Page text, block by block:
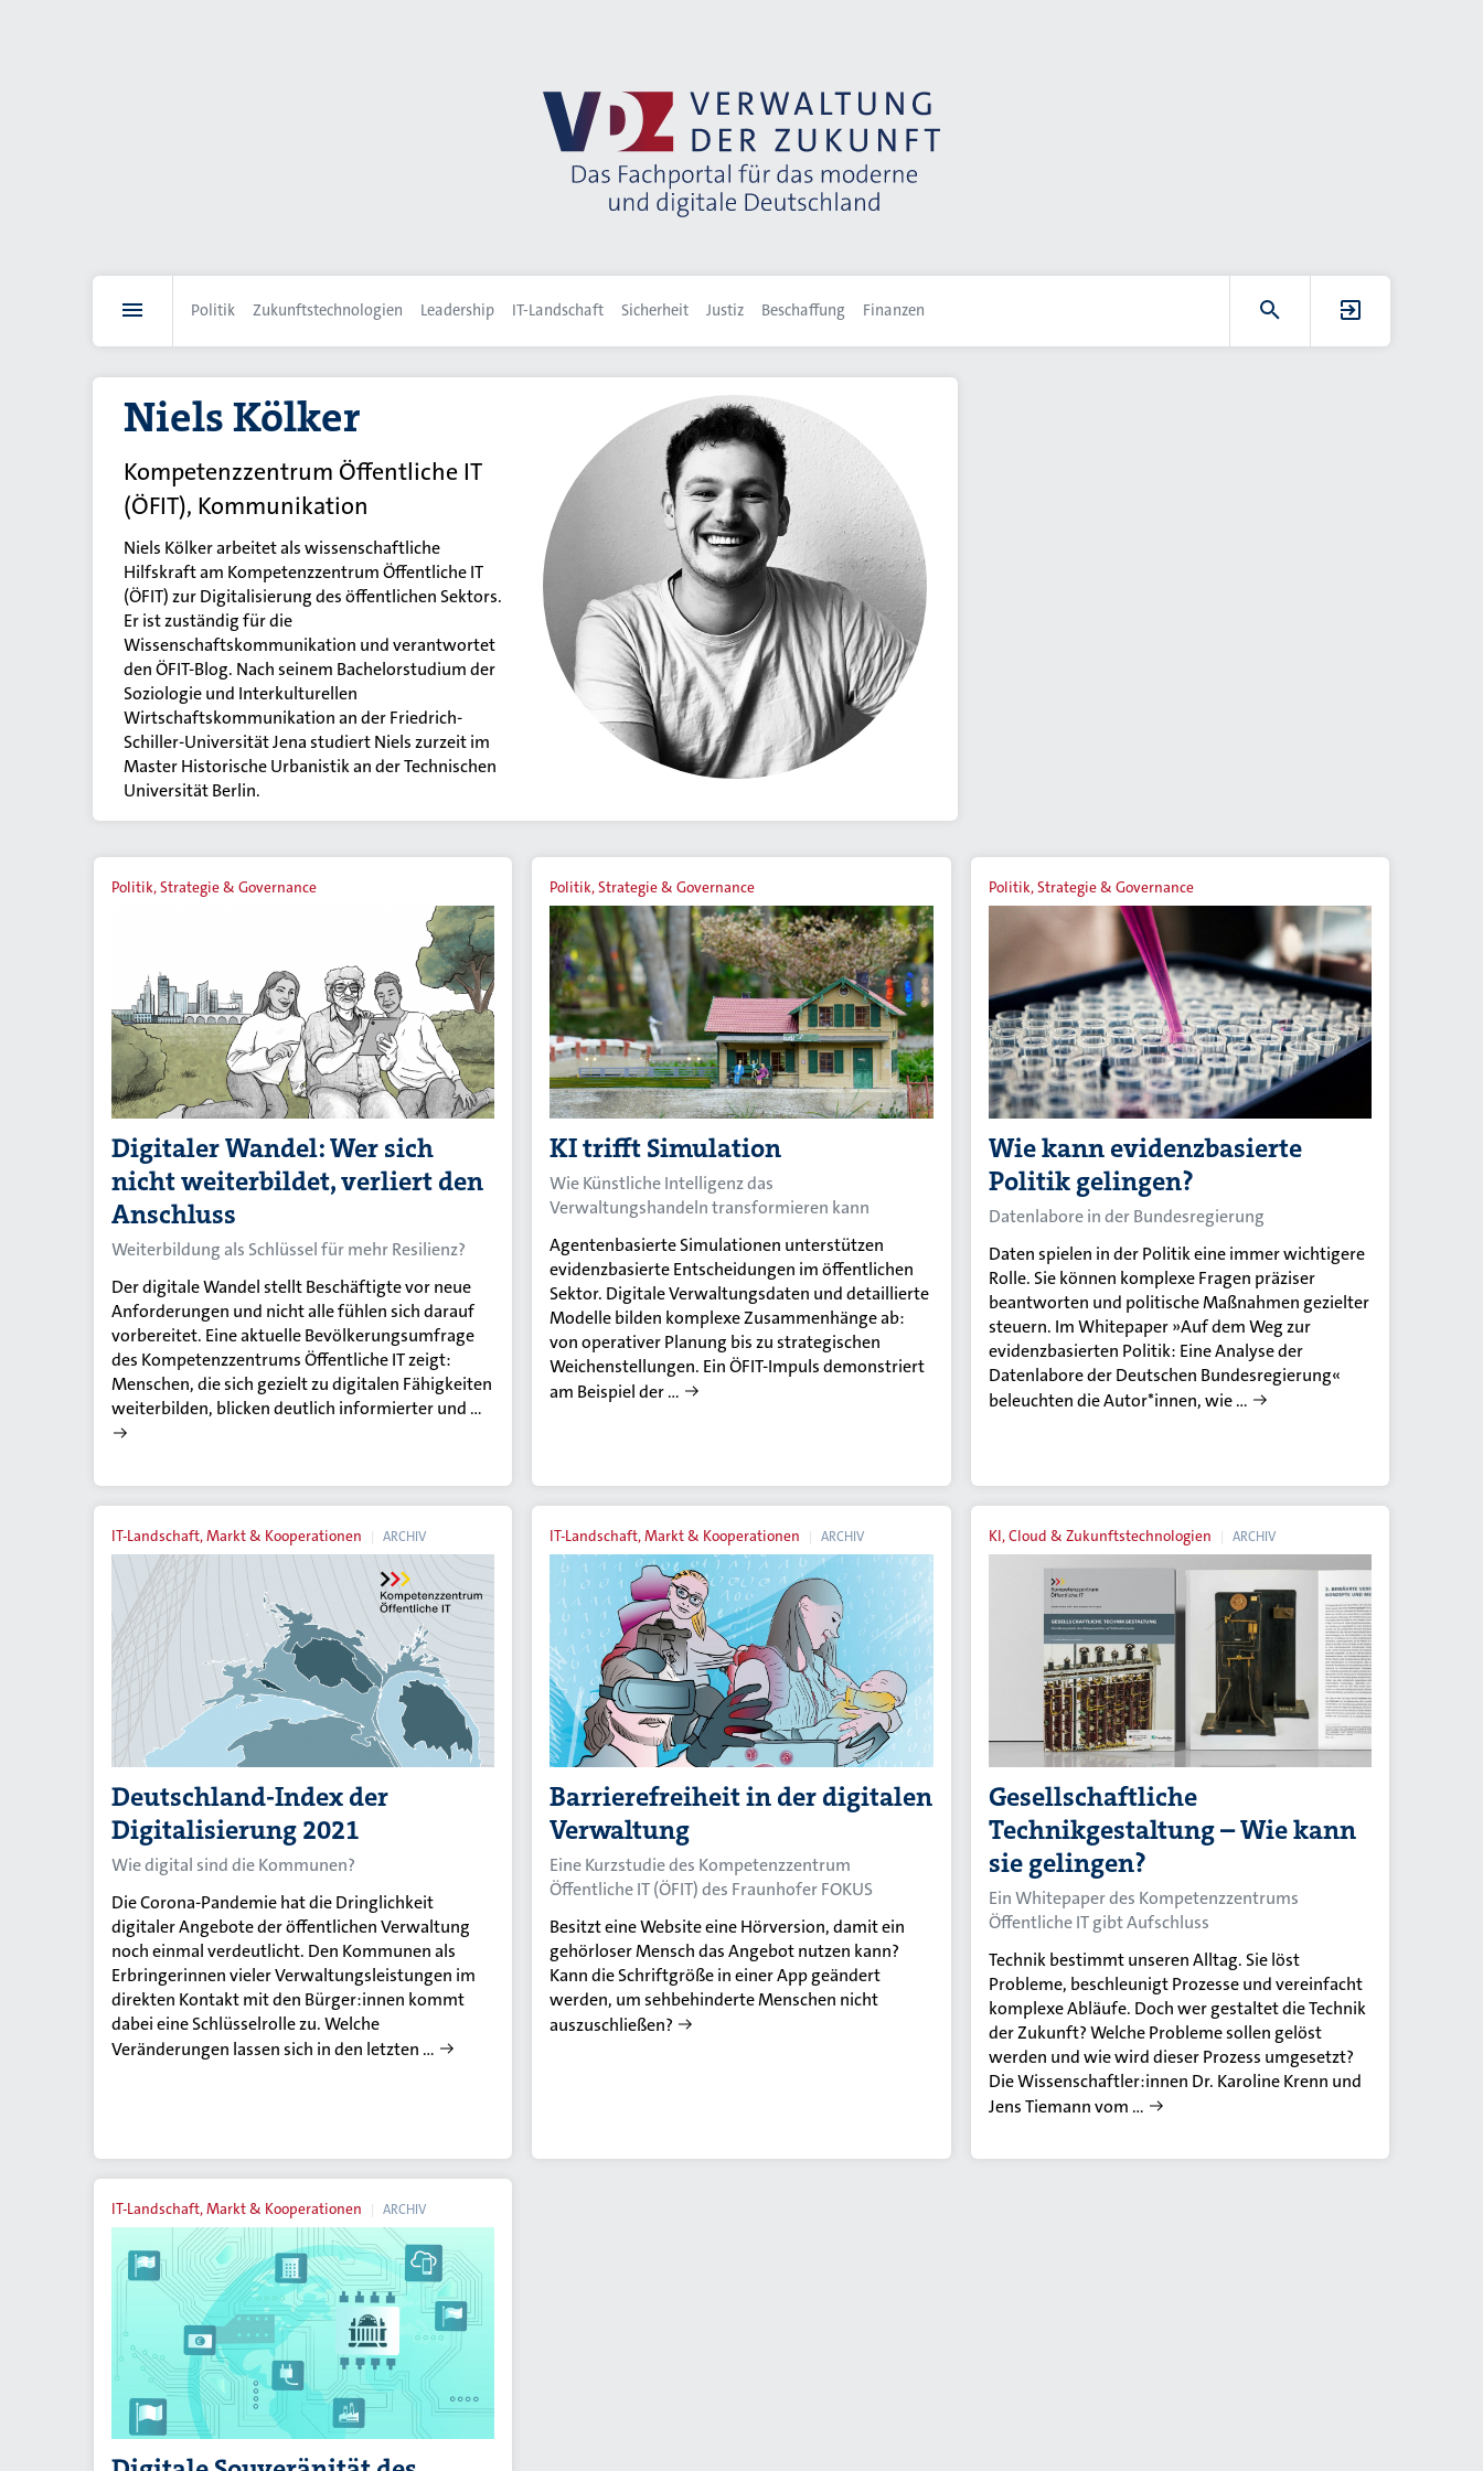
Politik Zukunftstechnologien Leadership IT-Landschaft Sicherheit Justiz Beschaffung Finanzen
Niels Kölker
Kompetenzzentrum Öffentliche IT
(ÖFIT), Kommunikation
Niels Kölker arbeitet als wissenschaftliche
Hilfskraft am Kompetenzzentrum Öffentliche IT
(ÖFIT) zur Digitalisierung des öffentlichen Sektors.
Er ist zuständig für die
Wissenschaftskommunikation und verantwortet
den ÖFIT-Blog. Nach seinem Bachelorstudium der
Soziologie und Interkulturellen
Wirtschaftskommunikation an der Friedrich-
Schiller-Universität Jena studiert Niels zurzeit im
Master Historische Urbanistik an der Technischen
Universität Berlin.
Politik, Strategie & Governance
Digitaler Wandel: Wer sich
nicht weiterbildet, verliert den
Anschluss
Weiterbildung als Schlüssel für mehr Resilienz?
Der digitale Wandel stellt Beschäftigte vor neue
Anforderungen und nicht alle fühlen sich darauf
vorbereitet. Eine aktuelle Bevölkerungsumfrage
des Kompetenzzentrums Öffentliche IT zeigt:
Menschen, die sich gezielt zu digitalen Fähigkeiten
weiterbilden, blicken deutlich informierter und …
Politik, Strategie & Governance
KI trifft Simulation
Wie Künstliche Intelligenz das
Verwaltungshandeln transformieren kann
Agentenbasierte Simulationen unterstützen
evidenzbasierte Entscheidungen im öffentlichen
Sektor. Digitale Verwaltungsdaten und detaillierte
Modelle bilden komplexe Zusammenhänge ab:
von operativer Planung bis zu strategischen
Weichenstellungen. Ein ÖFIT-Impuls demonstriert
am Beispiel der …
Politik, Strategie & Governance
Wie kann evidenzbasierte
Politik gelingen?
Datenlabore in der Bundesregierung
Daten spielen in der Politik eine immer wichtigere
Rolle. Sie können komplexe Fragen präziser
beantworten und politische Maßnahmen gezielter
steuern. Im Whitepaper »Auf dem Weg zur
evidenzbasierten Politik: Eine Analyse der
Datenlabore der Deutschen Bundesregierung«
beleuchten die Autor*innen, wie …
IT-Landschaft, Markt & Kooperationen ARCHIV
Deutschland-Index der
Digitalisierung 2021
Wie digital sind die Kommunen?
Die Corona-Pandemie hat die Dringlichkeit
digitaler Angebote der öffentlichen Verwaltung
noch einmal verdeutlicht. Den Kommunen als
Erbringerinnen vieler Verwaltungsleistungen im
direkten Kontakt mit den Bürger:innen kommt
dabei eine Schlüsselrolle zu. Welche
Veränderungen lassen sich in den letzten …
IT-Landschaft, Markt & Kooperationen ARCHIV
Barrierefreiheit in der digitalen
Verwaltung
Eine Kurzstudie des Kompetenzzentrum
Öffentliche IT (ÖFIT) des Fraunhofer FOKUS
Besitzt eine Website eine Hörversion, damit ein
gehörloser Mensch das Angebot nutzen kann?
Kann die Schriftgröße in einer App geändert
werden, um sehbehinderte Menschen nicht
auszuschließen?
KI, Cloud & Zukunftstechnologien ARCHIV
Gesellschaftliche
Technikgestaltung – Wie kann
sie gelingen?
Ein Whitepaper des Kompetenzzentrums
Öffentliche IT gibt Aufschluss
Technik bestimmt unseren Alltag. Sie löst
Probleme, beschleunigt Prozesse und vereinfacht
komplexe Abläufe. Doch wer gestaltet die Technik
der Zukunft? Welche Probleme sollen gelöst
werden und wie wird dieser Prozess umgesetzt?
Die Wissenschaftler:innen Dr. Karoline Krenn und
Jens Tiemann vom …
IT-Landschaft, Markt & Kooperationen ARCHIV